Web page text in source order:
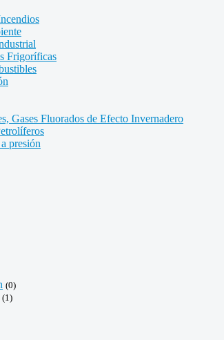
Frigoríficas
Gases Fluorados de Efecto Invernadero
presión
(0)
(1)